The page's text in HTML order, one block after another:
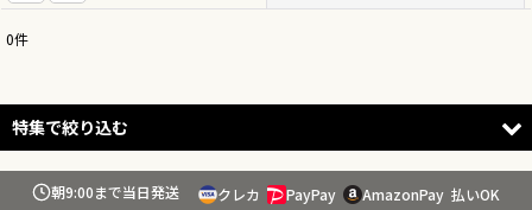
並び順:
0件
特集で絞り込む
スタートデッキ 【ST-31〜36】
朝9:00まで当日発送 クレカ PayPay AmazonPay 払いOK